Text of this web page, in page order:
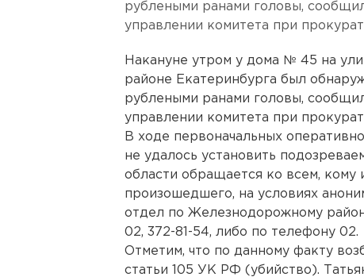
рублеными ранами головы,
управлении комитета при
Накануне утром у дома № 45 на
районе Екатеринбурга был
рублеными ранами головы,
управлении комитета при
В ходе первоначальных
не удалось установить
области обращается ко всем, кому
произошедшего, на условиях
отдел по Железнодорожному
02, 372-81-54, либо по телефону 02.
Отметим, что по данному факту
статьи 105 УК РФ (убийство).